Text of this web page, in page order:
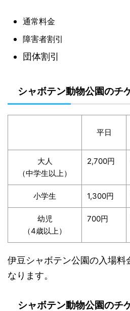
通常料金
障害者割引
団体割引
シャボテン動物公園のチ
平日
大人
（中学生以上）
2,700円
小学生 1,300円
幼児
（4歳以上）
700円
伊豆シャボテン公園の入場料
なります。
シャボテン動物公園のチ